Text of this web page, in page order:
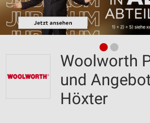
Woolworth
und
Höxter